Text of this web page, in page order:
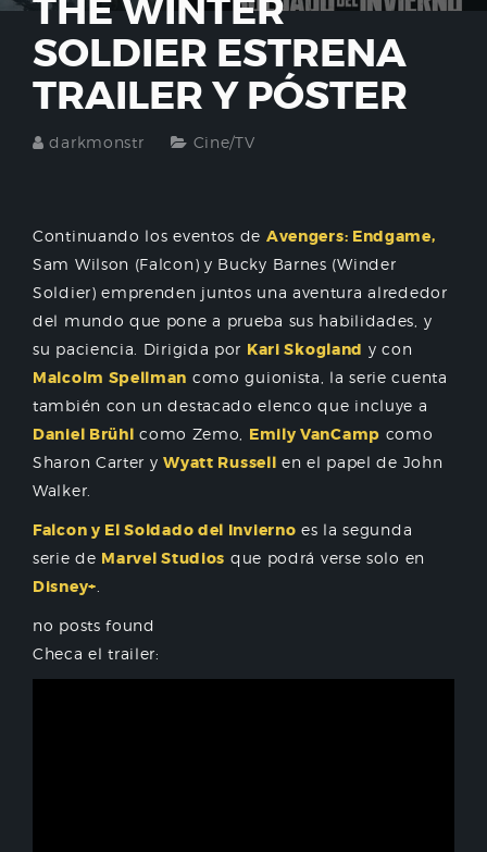
THE WINTER
SOLDIER ESTRENA
TRAILER Y PÓSTER
darkmonstr Cine/TV
Continuando los eventos de Avengers: Endgame,
Sam Wilson (Falcon) y Bucky Barnes (Winder
Soldier) emprenden juntos una aventura alrededor
del mundo que pone a prueba sus habilidades, y
su paciencia. Dirigida por Kari Skogland y con
Malcolm Spellman como guionista, la serie cuenta
también con un destacado elenco que incluye a
Daniel Brühl como Zemo, Emily VanCamp como
Sharon Carter yWyatt Russell en el papel de John
Walker.
Falcon y El Soldado del Invierno es la segunda
serie de Marvel Studios que podrá verse solo en
Disney+
no posts found
Checa el trailer: